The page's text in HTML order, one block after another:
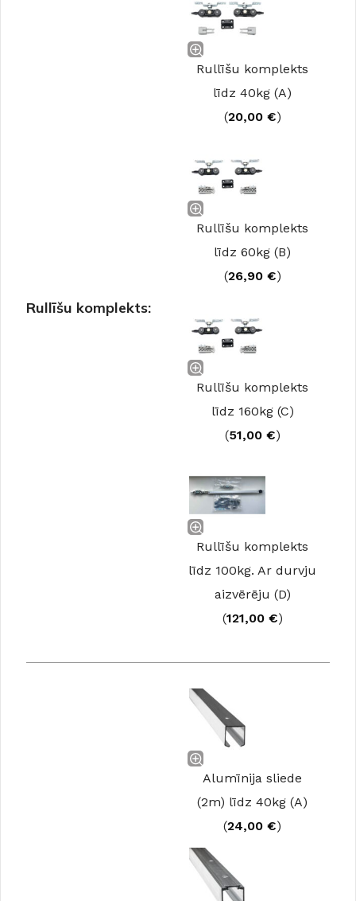
Rullīšu komplekts:
Rullīšu komplekts
līdz 40kg (A)
(20,00 €)
Rullīšu komplekts
līdz 60kg (B)
(26,90 €)
Rullīšu komplekts
līdz 160kg (C)
(51,00 €)
Rullīšu komplekts
līdz 100kg. Ar durvju
aizvērēju (D)
(121,00 €)
Alumīnija sliede
(2m) līdz 40kg (A)
(24,00 €)